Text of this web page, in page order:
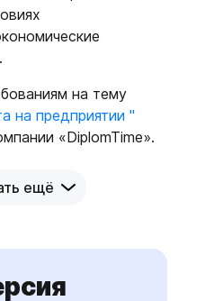
на тему
на предприятии "
«DiplomTime».
ещё